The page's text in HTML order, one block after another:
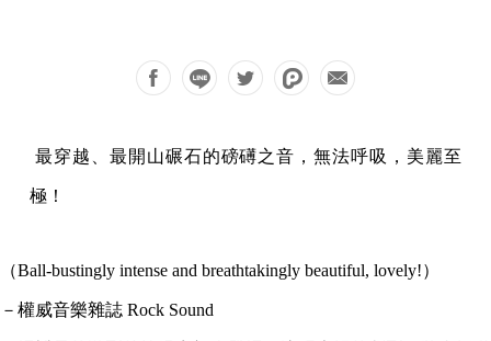
最穿越、最開山碾石的磅礡之音，無法呼吸，美麗至
極！
（Ball-bustingly intense and breathtakingly beautiful, lovely!）
－權威音樂雜誌 Rock Sound